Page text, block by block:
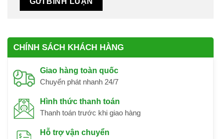
CHÍNH SÁCH KHÁCH HÀNG
Giao hàng toàn quốc
Chuyển phát nhanh 24/7
Hình thức thanh toán
Thanh toán trước khi giao hàng
Hỗ trợ vận chuyển